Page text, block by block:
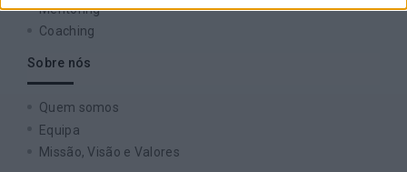
Mentoring
Coaching
Sobre nós
Quem somos
Equipa
Missão, Visão e Valores